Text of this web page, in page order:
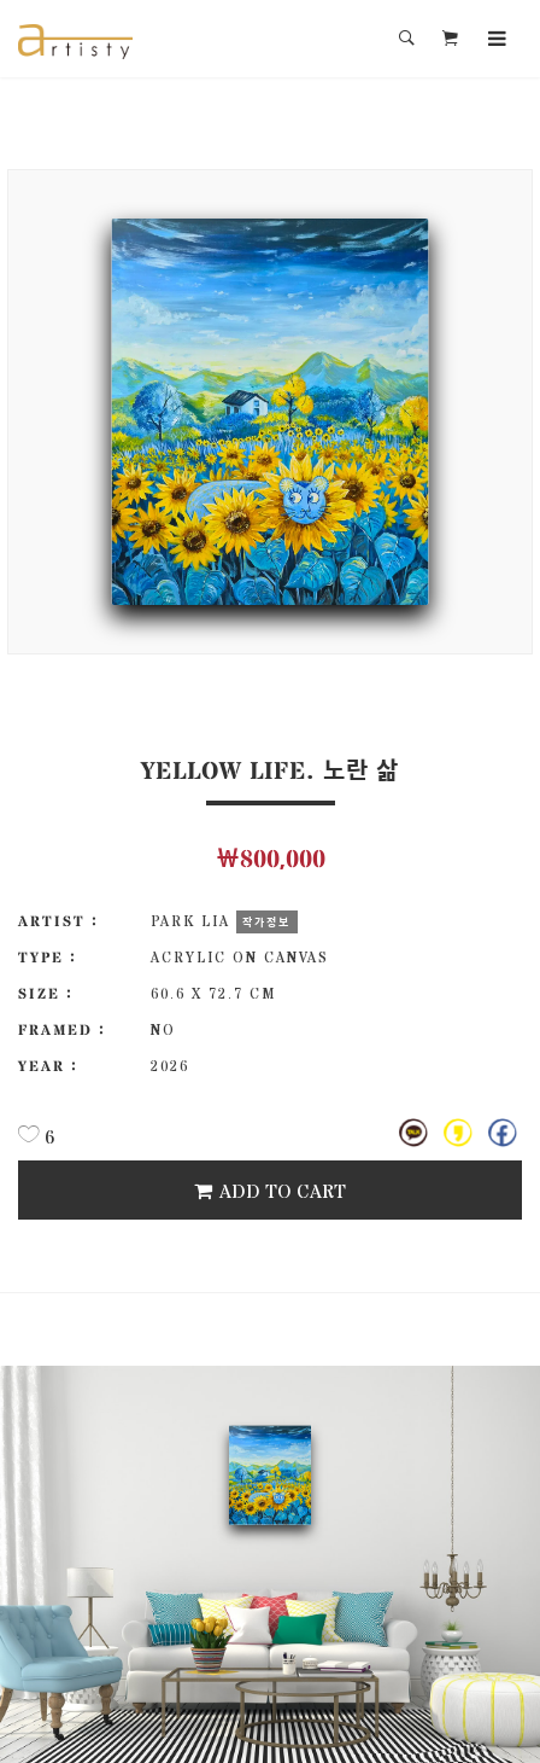
YELLOW LIFE. 노란 삶
￦800,000
ARTIST : PARK LIA 작가정보
TYPE :
ACRYLIC ON CANVAS
SIZE :
60.6 X 72.7 CM
FRAMED :
NO
YEAR :
2026
6
ADD TO CART